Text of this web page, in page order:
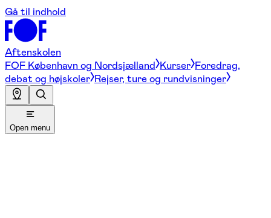
Gå til indhold
Aftenskolen
FOF København og Nordsjælland Kurser Foredrag,
debat og højskoler Rejser, ture og rundvisninger
Open menu